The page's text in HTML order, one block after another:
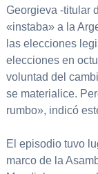
Georgieva -titular
«instaba» a la
las elecciones
elecciones en
voluntad del
se materialice.
rumbo», indicó
El episodio tuvo
marco de la